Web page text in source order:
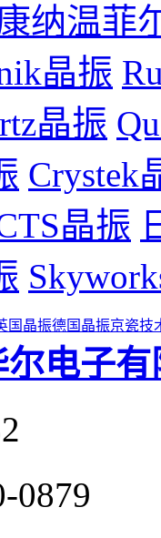
纳温菲
晶振
晶振
Crystek
晶振
国晶振德国晶振京瓷技
电子有
0879